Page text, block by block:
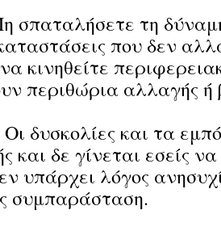
τη
που δεν
κινηθείτε
περιθώρια αλλαγής ή
δυσκολίες και τα
και δε γίνεται εσείς
υπάρχει λόγος
συμπαράσταση.